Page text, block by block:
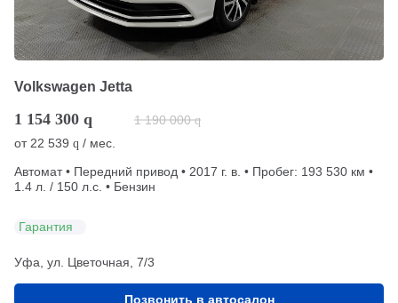
Volkswagen Jetta
1 154 300 q 1 190 000 q
от 22 539 q / мес.
Автомат • Передний привод • 2017 г. в. • Пробег: 193 530 км •
1.4 л. / 150 л.с. • Бензин
Гарантия
Уфа, ул. Цветочная, 7/3
Позвонить в автосалон